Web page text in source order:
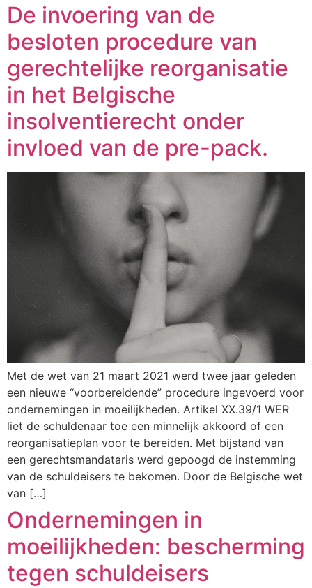
De invoering van de
besloten procedure van
gerechtelijke reorganisatie
in het Belgische
insolventierecht onder
invloed van de pre-pack.
Met de wet van 21 maart 2021 werd twee jaar geleden
een nieuwe “voorbereidende” procedure ingevoerd voor
ondernemingen in moeilijkheden. Artikel XX.39/1 WER
liet de schuldenaar toe een minnelijk akkoord of een
reorganisatieplan voor te bereiden. Met bijstand van
een gerechtsmandataris werd gepoogd de instemming
van de schuldeisers te bekomen. Door de Belgische wet
van […]
Ondernemingen in
moeilijkheden: bescherming
tegen schuldeisers